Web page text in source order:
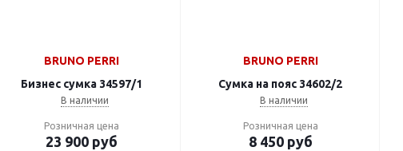
BRUNO PERRI
Бизнес сумка 34597/1
В наличии
Розничная цена
23 900руб
BRUNO PERRI
Сумка на пояс 34602/2
В наличии
Розничная цена
8 450руб